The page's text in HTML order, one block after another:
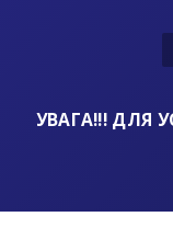
УВАГА!!! ДЛЯ